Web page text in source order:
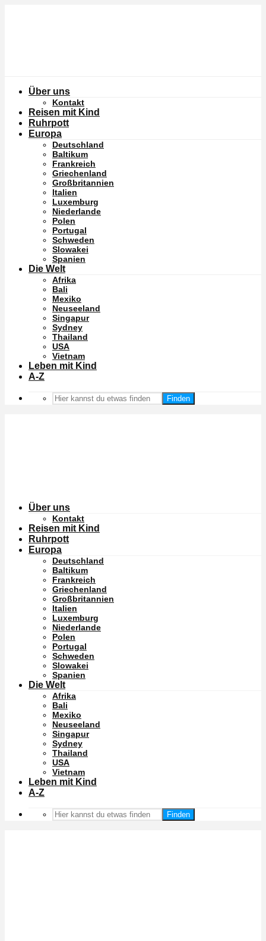
Über uns
Kontakt
Reisen mit Kind
Ruhrpott
Europa
Deutschland
Baltikum
Frankreich
Griechenland
Großbritannien
Italien
Luxemburg
Niederlande
Polen
Portugal
Schweden
Slowakei
Spanien
Die Welt
Afrika
Bali
Mexiko
Neuseeland
Singapur
Sydney
Thailand
USA
Vietnam
Leben mit Kind
A-Z
Finden
Über uns
Kontakt
Reisen mit Kind
Ruhrpott
Europa
Deutschland
Baltikum
Frankreich
Griechenland
Großbritannien
Italien
Luxemburg
Niederlande
Polen
Portugal
Schweden
Slowakei
Spanien
Die Welt
Afrika
Bali
Mexiko
Neuseeland
Singapur
Sydney
Thailand
USA
Vietnam
Leben mit Kind
A-Z
Finden